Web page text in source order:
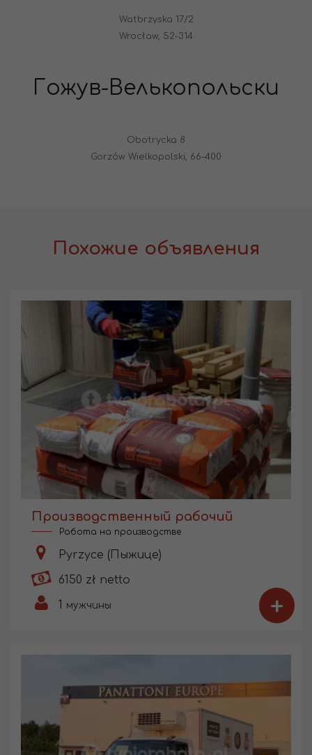
Watbrzyska 17/2
Wrocław, 52-314
Гожув-Велькопольски
Obotrycka 8
Gorzów Wielkopolski, 66-400
Похожие объявления
Производственный рабочий
Работа на производстве
Pyrzyce (Пыжице)
6150 zł netto
1 мужчины +